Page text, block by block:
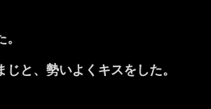
と、勢いよくキスをした。